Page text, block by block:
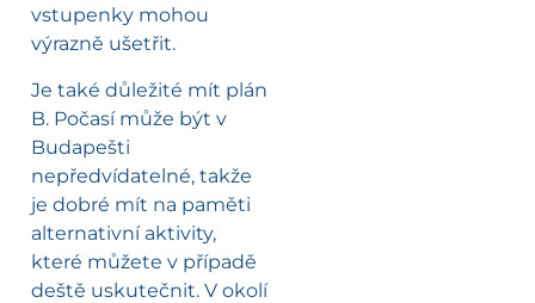
vstupenky mohou
výrazně ušetřit.
Je také důležité mít plán
B. Počasí může být v
Budapešti
nepředvídatelné, takže
je dobré mít na paměti
alternativní aktivity,
které můžete v případě
deště uskutečnit. V okolí